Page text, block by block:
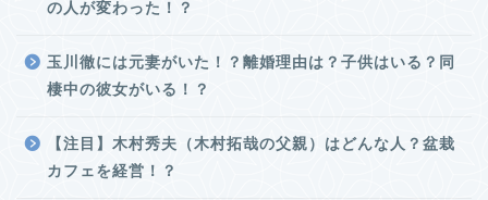
の人が変わった！？
玉川徹には元妻がいた！？離婚理由は？子供はいる？同
棲中の彼女がいる！？
【注目】木村秀夫（木村拓哉の父親）はどんな人？盆栽
カフェを経営！？